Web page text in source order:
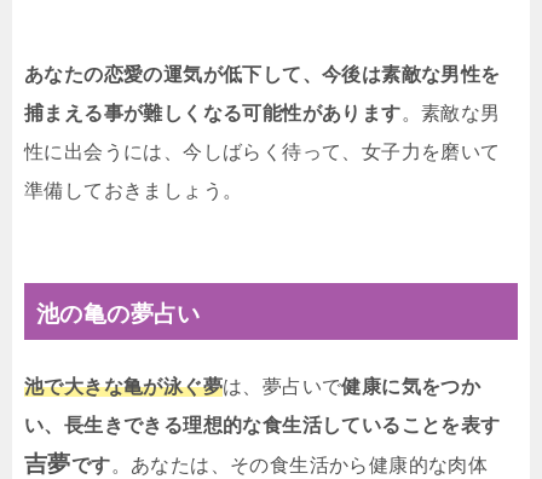
あなたの恋愛の運気が低下して、今後は素敵な男性を
捕まえる事が難しくなる可能性があります。素敵な男
性に出会うには、今しばらく待って、女子力を磨いて
準備しておきましょう。
池の亀の夢占い
池で大きな亀が泳ぐ夢は、夢占いで健康に気をつか
い、長生きできる理想的な食生活していることを表す
吉夢です。あなたは、その食生活から健康的な肉体